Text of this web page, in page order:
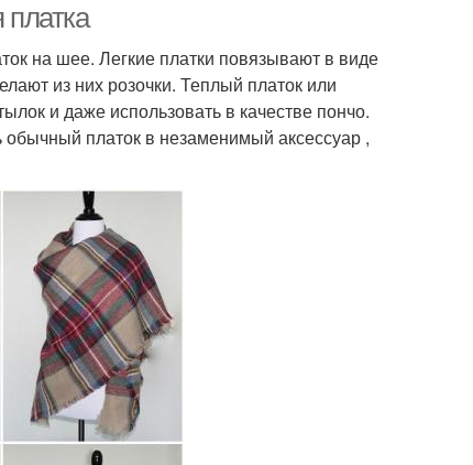
на шее. Легкие платки повязывают в виде
из них розочки. Теплый платок или
и даже использовать в качестве пончо.
платок в незаменимый аксессуар ,